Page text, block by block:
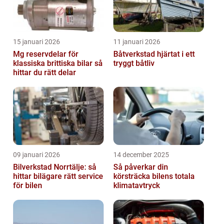
15 januari 2026
Mg reservdelar för
klassiska brittiska bilar så
hittar du rätt delar
11 januari 2026
Båtverkstad hjärtat i ett
tryggt båtliv
09 januari 2026
Bilverkstad Norrtälje: så
hittar bilägare rätt service
för bilen
14 december 2025
Så påverkar din
körsträcka bilens totala
klimatavtryck